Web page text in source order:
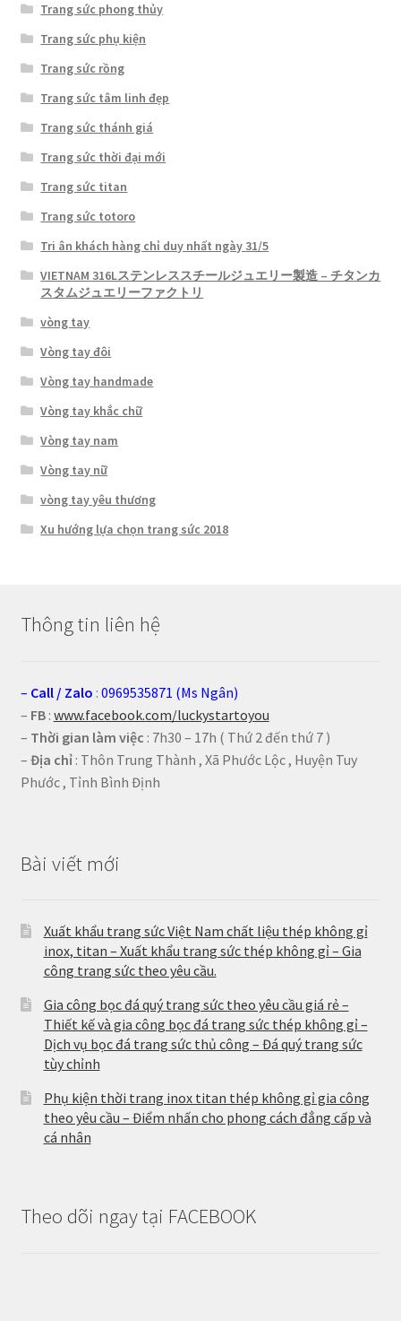
Trang sức phong thủy
Trang sức phụ kiện
Trang sức rồng
Trang sức tâm linh đẹp
Trang sức thánh giá
Trang sức thời đại mới
Trang sức titan
Trang sức totoro
Tri ân khách hàng chỉ duy nhất ngày 31/5
VIETNAM 316Lステンレススチールジュエリー製造 – チタンカ
スタムジュエリーファクトリ
vòng tay
Vòng tay đôi
Vòng tay handmade
Vòng tay khắc chữ
Vòng tay nam
Vòng tay nữ
vòng tay yêu thương
Xu hướng lựa chọn trang sức 2018
Thông tin liên hệ
– Call / Zalo : 0969535871 (Ms Ngân)
– FB: www.facebook.com/luckystartoyou
– Thời gian làm việc : 7h30 – 17h ( Thứ 2 đến thứ 7 )
– Địa chỉ: Thôn Trung Thành , Xã Phước Lộc , Huyện Tuy
Phước , Tỉnh Bình Định
Bài viết mới
Xuất khẩu trang sức Việt Nam chất liệu thép không gỉ
inox, titan – Xuất khẩu trang sức thép không gỉ – Gia
công trang sức theo yêu cầu.
Gia công bọc đá quý trang sức theo yêu cầu giá rẻ –
Thiết kế và gia công bọc đá trang sức thép không gỉ –
Dịch vụ bọc đá trang sức thủ công – Đá quý trang sức
tùy chỉnh
Phụ kiện thời trang inox titan thép không gỉ gia công
theo yêu cầu – Điểm nhấn cho phong cách đẳng cấp và
cá nhân
Theo dõi ngay tại FACEBOOK